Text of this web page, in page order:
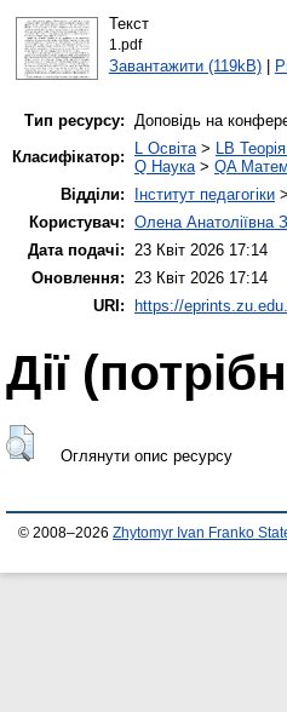
Текст
1.pdf
Завантажити (119kB)|
Тип ресурсу: Доповідь на
Класифікатор:
L Освіта> LB
Q Наука> QA
Відділи:
Інститут педагогіки >
Користувач: Олена Анатоліївна
Дата подачі: 23 Квіт 2026 17:14
Оновлення: 23 Квіт 2026 17:14
URI:
https://
Дії
Оглянути опис ресурсу
© 2008–2026 Zhytomyr Ivan Franko